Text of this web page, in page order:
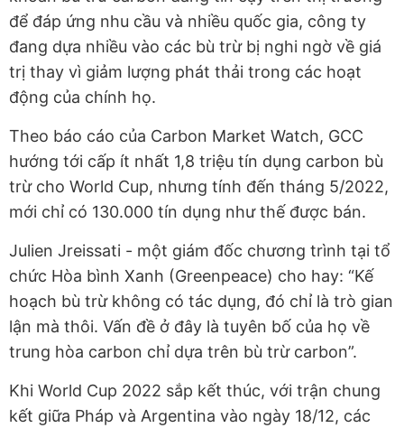
để đáp ứng nhu cầu và nhiều quốc gia, công ty
đang dựa nhiều vào các bù trừ bị nghi ngờ về giá
trị thay vì giảm lượng phát thải trong các hoạt
động của chính họ.
Theo báo cáo của Carbon Market Watch, GCC
hướng tới cấp ít nhất 1,8 triệu tín dụng carbon bù
trừ cho World Cup, nhưng tính đến tháng 5/2022,
mới chỉ có 130.000 tín dụng như thế được bán.
Julien Jreissati - một giám đốc chương trình tại tổ
chức Hòa bình Xanh (Greenpeace) cho hay: “Kế
hoạch bù trừ không có tác dụng, đó chỉ là trò gian
lận mà thôi. Vấn đề ở đây là tuyên bố của họ về
trung hòa carbon chỉ dựa trên bù trừ carbon”.
Khi World Cup 2022 sắp kết thúc, với trận chung
kết giữa Pháp và Argentina vào ngày 18/12, các